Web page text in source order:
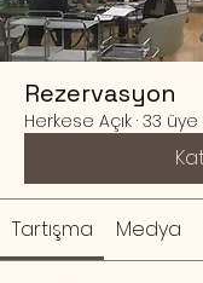
Rezervasyon
Herkese Açık · 33 üye
Tartışma Medya